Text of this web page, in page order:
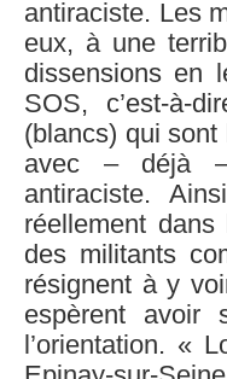
antiraciste. Les
eux, à une
dissensions en
SOS, c’est-à-
(blancs) qui sont
avec – déjà –
antiraciste.
réellement
des militants
résignent à y
espèrent avoir
l’orientation. «